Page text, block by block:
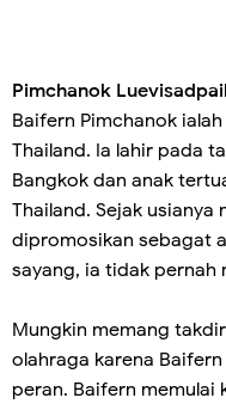
Pimchanok
Baifern Pimchanok
Thailand. Ia lahir pada
Bangkok dan anak
Thailand. Sejak usianya
dipromosikan sebagat
sayang, ia tidak pernah
Mungkin memang
olahraga karena
peran. Baifern